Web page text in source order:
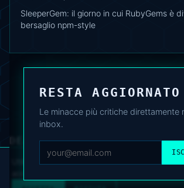
SleeperGem: il giorno in cui RubyGems è
bersaglio npm-style
RESTA AGGIORNATO
Le minacce più critiche direttamente
inbox.
DEAFNEWS
CHI SIAMO·ARCHIVIO ·FAQ
CONTATTI